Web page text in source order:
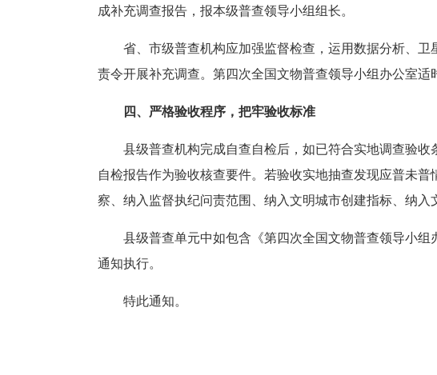
成补充调查报告，报本级普查领导小组组长。
省、市级普查机构应加强监督检查，运用数据分析、
责令开展补充调查。第四次全国文物普查领导小组办公室
四、严格验收程序，把牢验收标准
县级普查机构完成自查自检后，如已符合实地调查验
自检报告作为验收核查要件。若验收实地抽查发现应普未
察、纳入监督执纪问责范围、纳入文明城市创建指标、纳入
县级普查单元中如包含《第四次全国文物普查领导小
通知执行。
特此通知。